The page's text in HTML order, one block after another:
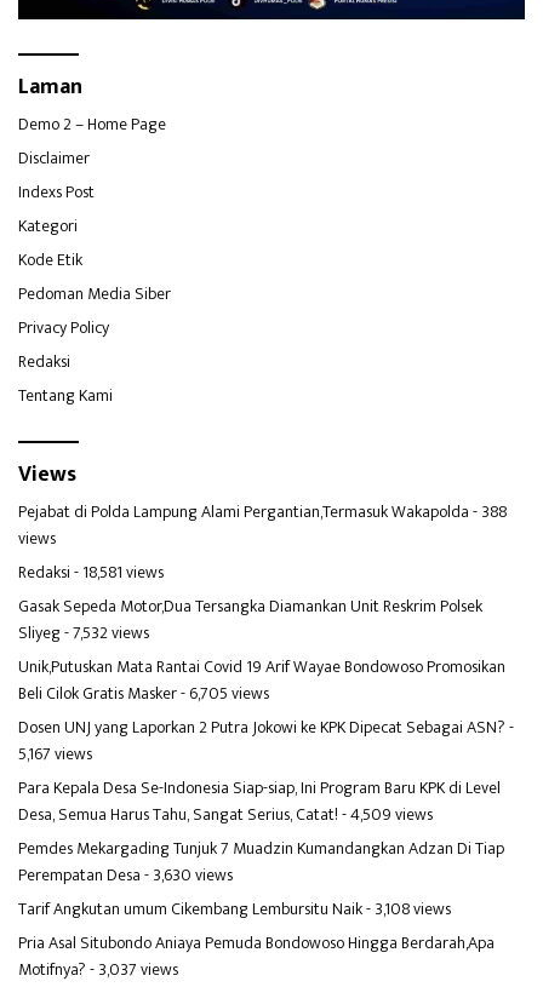
Laman
Demo 2 – Home Page
Disclaimer
Indexs Post
Kategori
Kode Etik
Pedoman Media Siber
Privacy Policy
Redaksi
Tentang Kami
Views
Pejabat di Polda Lampung Alami Pergantian,Termasuk Wakapolda- 388
views
Redaksi- 18,581 views
Gasak Sepeda Motor,Dua Tersangka Diamankan Unit Reskrim Polsek
Sliyeg- 7,532 views
Unik,Putuskan Mata Rantai Covid 19 Arif Wayae Bondowoso Promosikan
Beli Cilok Gratis Masker- 6,705 views
Dosen UNJ yang Laporkan 2 Putra Jokowi ke KPK Dipecat Sebagai ASN?-
5,167 views
Para Kepala Desa Se-Indonesia Siap-siap, Ini Program Baru KPK di Level
Desa, Semua Harus Tahu, Sangat Serius, Catat!- 4,509 views
Pemdes Mekargading Tunjuk 7 Muadzin Kumandangkan Adzan Di Tiap
Perempatan Desa- 3,630 views
Tarif Angkutan umum Cikembang Lembursitu Naik- 3,108 views
Pria Asal Situbondo Aniaya Pemuda Bondowoso Hingga Berdarah,Apa
Motifnya?- 3,037 views